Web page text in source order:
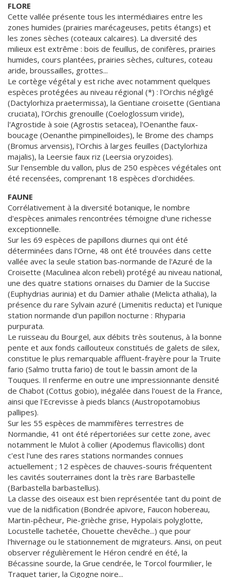
FLORE
Cette vallée présente tous les intermédiaires entre les
zones humides (prairies marécageuses, petits étangs) et
les zones sèches (coteaux calcaires). La diversité des
milieux est extrême : bois de feuillus, de conifères, prairies
humides, cours plantées, prairies sèches, cultures, coteau
aride, broussailles, grottes...
Le cortège végétal y est riche avec notamment quelques
espèces protégées au niveau régional (*) : l'Orchis négligé
(Dactylorhiza praetermissa), la Gentiane croisette (Gentiana
cruciata), l'Orchis grenouille (Coeloglossum viride),
l'Agrostide à soie (Agrostis setacea), l'Oenanthe faux-
boucage (Oenanthe pimpinelloides), le Brome des champs
(Bromus arvensis), l'Orchis à larges feuilles (Dactylorhiza
majalis), la Leersie faux riz (Leersia oryzoides).
Sur l'ensemble du vallon, plus de 250 espèces végétales ont
été recensées, comprenant 18 espèces d'orchidées.
FAUNE
Corrélativement à la diversité botanique, le nombre
d'espèces animales rencontrées témoigne d'une richesse
exceptionnelle.
Sur les 69 espèces de papillons diurnes qui ont été
déterminées dans l'Orne, 48 ont été trouvées dans cette
vallée avec la seule station bas-normande de l'Azuré de la
Croisette (Maculinea alcon rebeli) protégé au niveau national,
une des quatre stations ornaises du Damier de la Succise
(Euphydrias aurinia) et du Damier athalie (Melicta athalia), la
présence du rare Sylvain azuré (Limenitis reducta) et l'unique
station normande d'un papillon nocturne : Rhyparia
purpurata.
Le ruisseau du Bourgel, aux débits très soutenus, à la bonne
pente et aux fonds caillouteux constitués de galets de silex,
constitue le plus remarquable affluent-frayère pour la Truite
fario (Salmo trutta fario) de tout le bassin amont de la
Touques. Il renferme en outre une impressionnante densité
de Chabot (Cottus gobio), inégalée dans l'ouest de la France,
ainsi que l'Ecrevisse à pieds blancs (Austropotamobius
pallipes).
Sur les 55 espèces de mammifères terrestres de
Normandie, 41 ont été répertoriées sur cette zone, avec
notamment le Mulot à collier (Apodemus flavicollis) dont
c'est l'une des rares stations normandes connues
actuellement ; 12 espèces de chauves-souris fréquentent
les cavités souterraines dont la très rare Barbastelle
(Barbastella barbastellus).
La classe des oiseaux est bien représentée tant du point de
vue de la nidification (Bondrée apivore, Faucon hobereau,
Martin-pêcheur, Pie-grièche grise, Hypolaïs polyglotte,
Locustelle tachetée, Chouette chevêche...) que pour
l'hivernage ou le stationnement de migrateurs. Ainsi, on peut
observer régulièrement le Héron cendré en été, la
Bécassine sourde, la Grue cendrée, le Torcol fourmilier, le
Traquet tarier, la Cigogne noire...